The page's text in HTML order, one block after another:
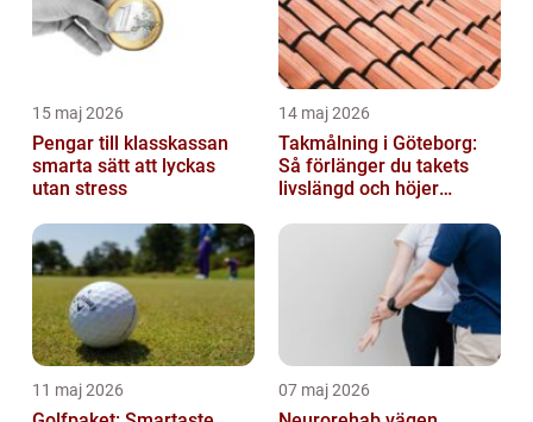
15 maj 2026
Pengar till klasskassan
smarta sätt att lyckas
utan stress
14 maj 2026
Takmålning i Göteborg:
Så förlänger du takets
livslängd och höjer
11 maj 2026 07 maj 2026